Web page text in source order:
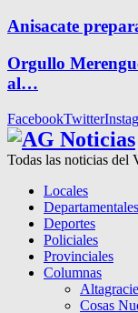
Anisacate
Orgullo
al…
FacebookTwitter
Todas las noticias del
Locales
Departamentales
Deportes
Policiales
Provinciales
Columnas
Cosas